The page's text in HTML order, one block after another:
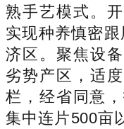
熟手艺模式。
实现种养慎密
济区。聚焦设
劣势产区，适
栏，经省同意
集中连片500亩